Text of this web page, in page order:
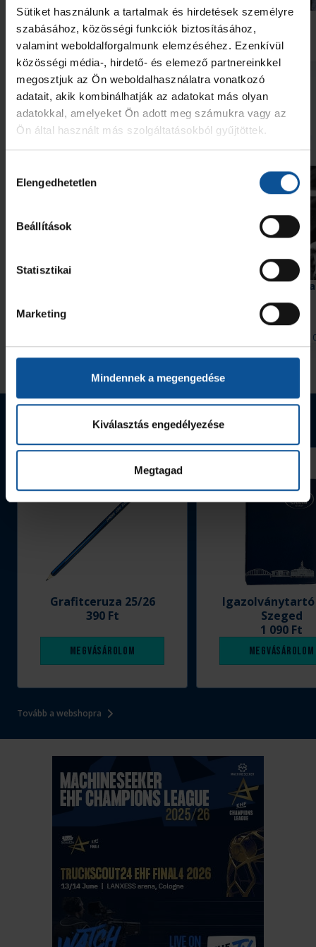
Sütiket használunk a tartalmak és hirdetések személyre
szabásához, közösségi funkciók biztosításához,
valamint weboldalforgalmunk elemzéséhez. Ezenkívül
közösségi média-, hirdető- és elemező partnereinkkel
megosztjuk az Ön weboldalhasználatra vonatkozó
adatait, akik kombinálhatják az adatokat más olyan
adatokkal, amelyeket Ön adott meg számukra vagy az
Ön által használt más szolgáltatásokból gyűjtöttek.
kiválasztása
Elengedhetetlen
Beállítások
Statisztikai
Marketing
Mindennek a megengedése
Kiválasztás engedélyezése
Megtagad
Megnézem az összeset
NB I 2026. júl. 29.
Futás a Ligetben (2026.07.28.)
NB I 2026. jún. 20.
Lukács Kornél az Év
akadémistája
További friss hírek
2026. aug.
Szabó „Sonka” Lászlóra
Webshop termékek
Tovább a webshopra
Grafitceruza 25/26
390 Ft
Megvásárolom
Szeged
1 090 Ft
Megvásárolom